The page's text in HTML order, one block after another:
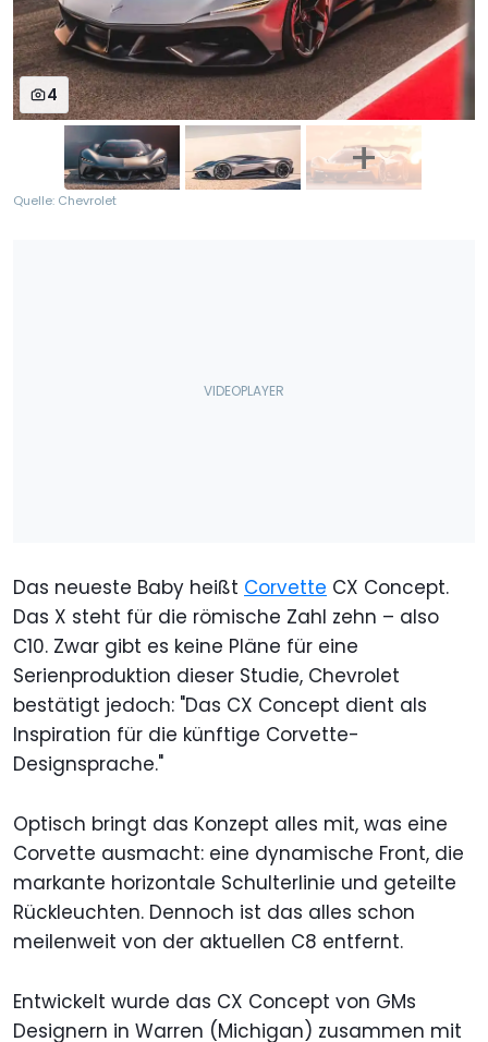
4
Quelle: Chevrolet
Das neueste Baby heißt Corvette CX Concept.
Das X steht für die römische Zahl zehn – also
C10. Zwar gibt es keine Pläne für eine
Serienproduktion dieser Studie, Chevrolet
bestätigt jedoch: "Das CX Concept dient als
Inspiration für die künftige Corvette-
Designsprache."
Optisch bringt das Konzept alles mit, was eine
Corvette ausmacht: eine dynamische Front, die
markante horizontale Schulterlinie und geteilte
Rückleuchten. Dennoch ist das alles schon
meilenweit von der aktuellen C8 entfernt.
Entwickelt wurde das CX Concept von GMs
Designern in Warren (Michigan) zusammen mit